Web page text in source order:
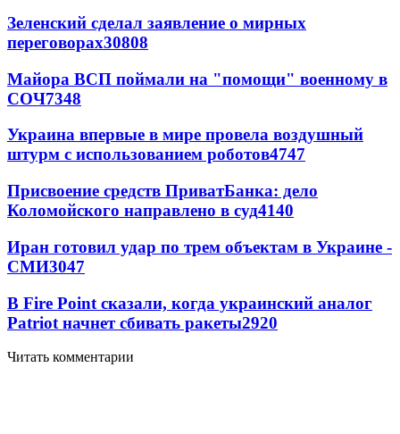
Зеленский сделал заявление о мирных
переговорах30808
Майора ВСП поймали на "помощи" военному в
СОЧ7348
Украина впервые в мире провела воздушный
штурм с использованием роботов4747
Присвоение средств ПриватБанка: дело
Коломойского направлено в суд4140
Иран готовил удар по трем объектам в Украине -
СМИ3047
В Fire Point сказали, когда украинский аналог
Patriot начнет сбивать ракеты2920
Читать комментарии